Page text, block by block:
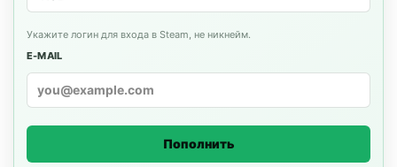
Укажите логин для входа в Steam, не никнейм.
E-MAIL
Пополнить